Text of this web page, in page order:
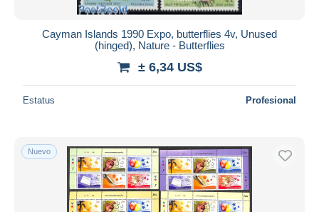
Cayman Islands 1990 Expo, butterflies 4v, Unused
(hinged), Nature - Butterflies
± 6,34 US$
Estatus Profesional
Nuevo